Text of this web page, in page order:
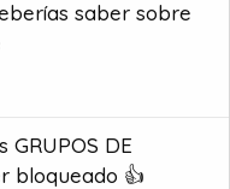
saber sobre
GRUPOS DE
bloqueado 👍